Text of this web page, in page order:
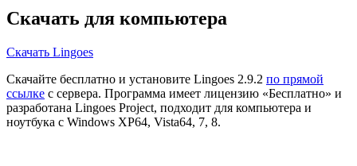
Скачать для компьютера
Скачать Lingoes
Скачайте бесплатно и установите Lingoes 2.9.2 по прямой
ссылке с сервера. Программа имеет лицензию «Бесплатно» и
разработана Lingoes Project, подходит для компьютера и
ноутбука с Windows XP64, Vista64, 7, 8.